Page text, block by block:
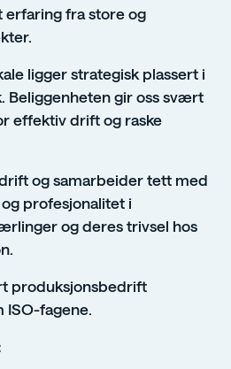
erfaring fra store og
ligger strategisk plassert i
Beliggenheten gir oss svært
effektiv drift og raske
og samarbeider tett med
profesjonalitet i
og deres trivsel hos
produksjonsbedrift
ISO-fagene.